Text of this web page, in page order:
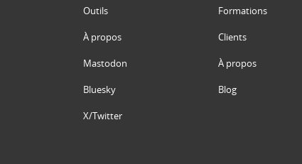
Outils
À propos
Mastodon
Bluesky
X/Twitter
Formations
Clients
À propos
Blog